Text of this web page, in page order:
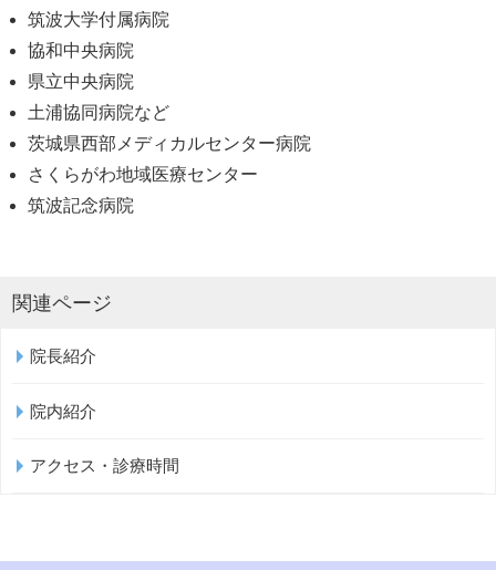
筑波大学付属病院
協和中央病院
県立中央病院
土浦協同病院など
茨城県西部メディカルセンター病院
さくらがわ地域医療センター
筑波記念病院
関連ページ
院長紹介
院内紹介
アクセス・診療時間